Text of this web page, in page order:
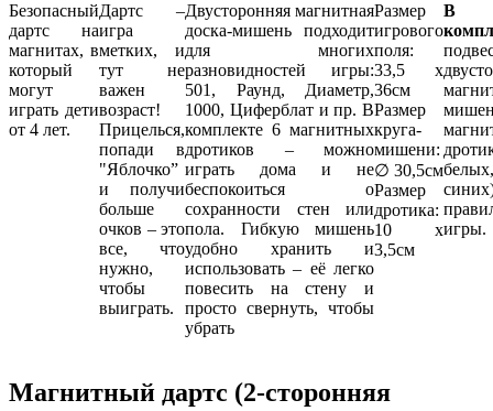
Безопасный
дартс на
магнитах, в
который
могут
играть дети
от 4 лет.
Дартс –
игра
метких, и
тут не
важен
возраст!
Прицелься,
попади в
"Яблочко”
и получи
больше
очков – это
все, что
нужно,
чтобы
выиграть.
Двусторонняя магнитная
доска-мишень подходит
для многих
разновидностей игры:
501, Раунд, Диаметр,
1000, Циферблат и пр. В
комплекте 6 магнитных
дротиков – можно
играть дома и не
беспокоиться о
сохранности стен или
пола. Гибкую мишень
удобно хранить и
использовать – её легко
повесить на стену и
просто свернуть, чтобы
убрать
Размер
игрового
поля:
33,5 х
36см
Размер
круга-
мишени:
∅ 30,5см
Размер
дротика:
10 х
3,5см
В
игры.
Магнитный дартс (2-сторонняя